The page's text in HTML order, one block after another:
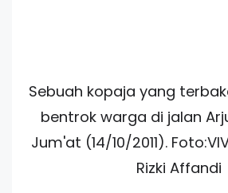
Sebuah kopaja yang
bentrok warga di jalan
Jum'at (14/10/2011).
Rizki Affandi